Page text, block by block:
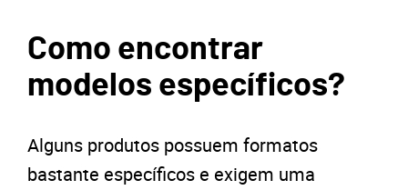
Como encontrar
modelos específicos?
Alguns produtos possuem formatos
bastante específicos e exigem uma